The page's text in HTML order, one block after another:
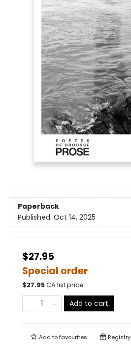
Paperback
Published: Oct 14, 2025
$27.95
Special order
$27.95CA list price
Add to cart
Add tofavourites Registry